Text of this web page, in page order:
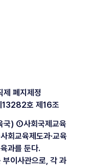
제 폐지제정
13282호 제16조
국) ①사회국제교육
회교육제도과·교육
과를 둔다.
이사관으로, 각 과